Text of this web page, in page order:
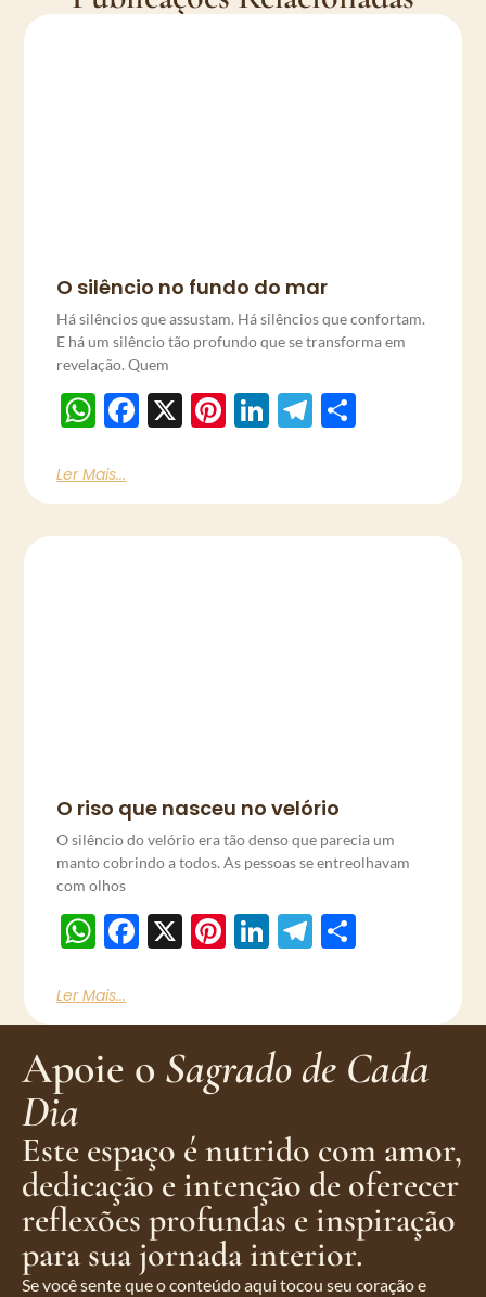
O silêncio no fundo do mar
Há silêncios que assustam. Há silêncios que confortam.
E há um silêncio tão profundo que se transforma em
revelação. Quem
WhatsApp
Facebook
X Pinterest
LinkedIn
Telegram
Ler Mais...
O riso que nasceu no velório
O silêncio do velório era tão denso que parecia um
manto cobrindo a todos. As pessoas se entreolhavam
com olhos
WhatsApp
Facebook
X Pinterest
LinkedIn
Telegram
Ler Mais...
Apoie o Sagrado de Cada
Dia
Este espaço é nutrido com amor,
dedicação e intenção de oferecer
reflexões profundas e inspiração
para sua jornada interior.
Se você sente que o conteúdo aqui tocou seu coração e